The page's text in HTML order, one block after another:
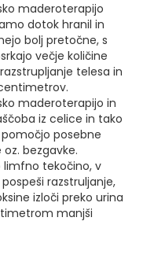
maderoterapijo
dotok hranil in
bolj pretočne, s
večje količine
telesa in
maderoterapijo in
iz celice in tako
posebne
bezgavke.
limfno tekočino, v
razstruljanje,
izloči preko urina
manjši